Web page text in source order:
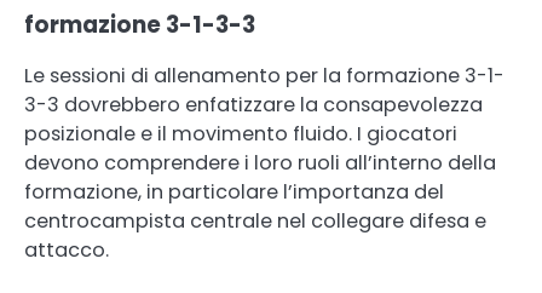
formazione 3-1-3-3
Le sessioni di allenamento per la formazione 3-1-
3-3 dovrebbero enfatizzare la consapevolezza
posizionale e il movimento fluido. I giocatori
devono comprendere i loro ruoli all’interno della
formazione, in particolare l’importanza del
centrocampista centrale nel collegare difesa e
attacco.